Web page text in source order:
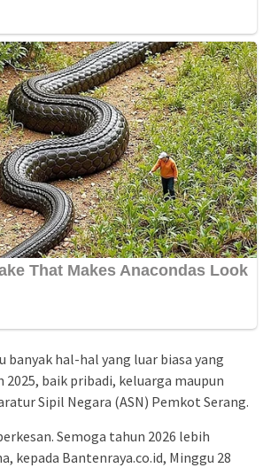
banyak hal-hal yang luar biasa yang
baik pribadi, keluarga maupun
Sipil Negara (ASN) Pemkot Serang.
Semoga tahun 2026 lebih
kepada Bantenraya.co.id, Minggu 28